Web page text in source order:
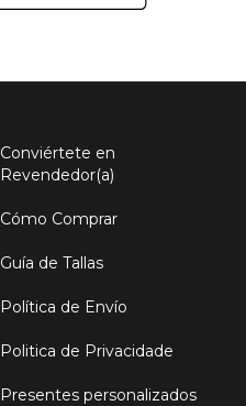
Conviértete en
Revendedor(a)
Cómo Comprar
Guía de Tallas
Política de Envío
Politica de Privacidade
Presentes personalizados